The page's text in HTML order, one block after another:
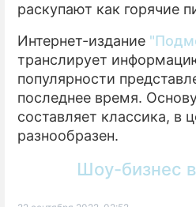
раскупают как горячие
Интернет-издание
транслирует
популярности
последнее время.
составляет классика, в
разнообразен.
Шоу-бизнес